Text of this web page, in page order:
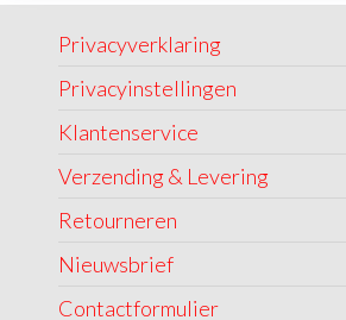
Privacyverklaring
Privacyinstellingen
Klantenservice
Verzending & Levering
Retourneren
Nieuwsbrief
Contactformulier